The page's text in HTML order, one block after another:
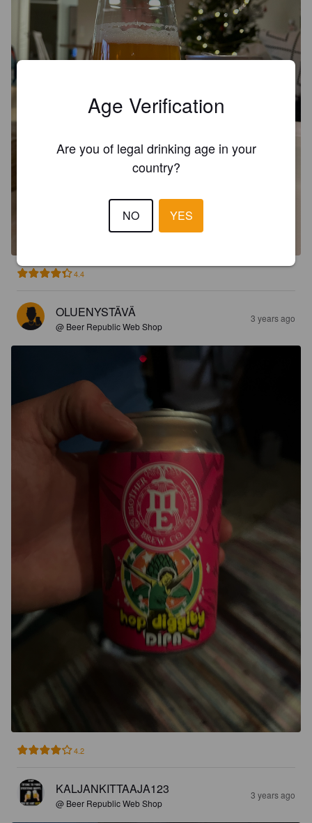
4.4
OLUENYSTÄVÄ
@ Beer Republic Web Shop
3 years ago
4.2
KALJANKITTAAJA123
@ Beer Republic Web Shop
3 years ago
Age Verification
Are you of legal drinking age in your
country?
NO YES